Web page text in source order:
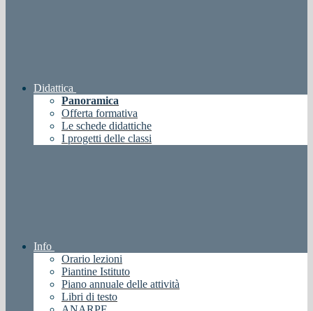
Didattica
Panoramica
Offerta formativa
Le schede didattiche
I progetti delle classi
Info
Orario lezioni
Piantine Istituto
Piano annuale delle attività
Libri di testo